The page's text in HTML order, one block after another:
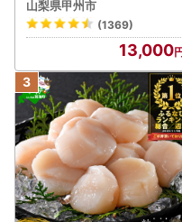
026年発送】（MG）B12-
472 FN-Limited-VO シャ
インマスカット フルーツ
山梨県甲州市
(1369)
13,000